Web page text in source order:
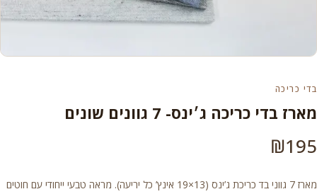
בדי כריכה
מארז בדי כריכה ג׳ינס- 7 גוונים שונים
₪195
מארז 7 גווני בד כריכת ג’ינס (13×19 אינץ’ כל יריעה). מראה טבעי ייחודי עם חוטים